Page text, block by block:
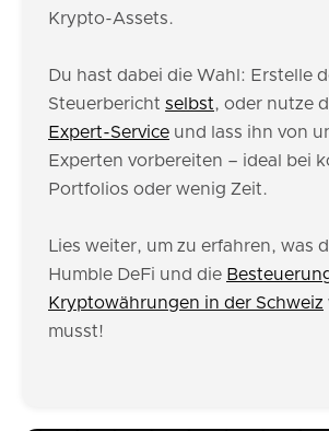
Krypto-Assets.
Du hast dabei die Wahl: Erstelle
Steuerbericht selbst, oder nutze
Expert-Service und lass ihn von
Experten vorbereiten – ideal bei
Portfolios oder wenig Zeit.
Lies weiter, um zu erfahren, was
Humble DeFi und die
Kryptowährungen in der Schweiz
musst!